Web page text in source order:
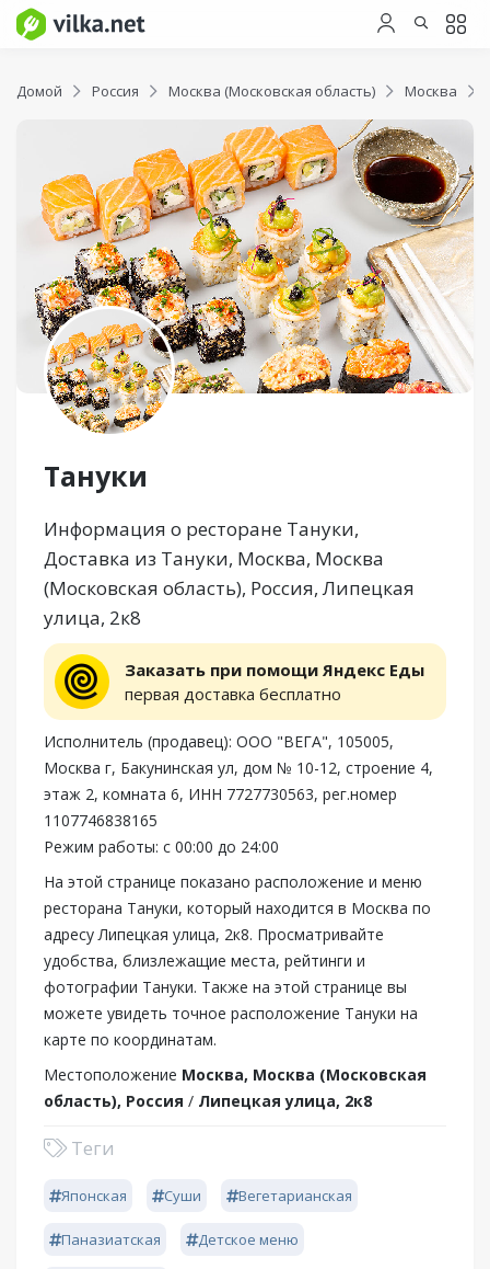
Домой Россия Москва (Московская область) Москва
Тануки
Информация о ресторане Тануки,
Доставка из Тануки, Москва, Москва
(Московская область), Россия, Липецкая
улица, 2к8
Заказать при помощи Яндекс Еды
первая доставка бесплатно
Исполнитель (продавец): ООО "ВЕГА", 105005,
Москва г, Бакунинская ул, дом № 10-12, строение 4,
этаж 2, комната 6, ИНН 7727730563, рег.номер
1107746838165
Режим работы: с 00:00 до 24:00
На этой странице показано расположение и меню
ресторана Тануки, который находится в Москва по
адресу Липецкая улица, 2к8. Просматривайте
удобства, близлежащие места, рейтинги и
фотографии Тануки. Также на этой странице вы
можете увидеть точное расположение Тануки на
карте по координатам.
Местоположение Москва, Москва (Московская
область), Россия / Липецкая улица, 2к8
Теги
Японская Суши Вегетарианская
Паназиатская Детское меню